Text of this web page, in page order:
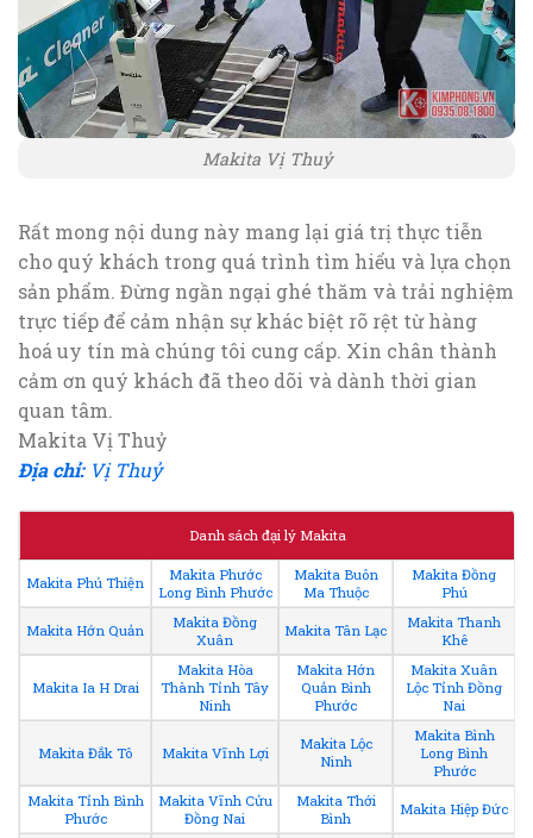
Makita Vị Thuỷ
Rất mong nội dung này mang lại giá trị thực tiễn
cho quý khách trong quá trình tìm hiểu và lựa chọn
sản phẩm. Đừng ngần ngại ghé thăm và trải nghiệm
trực tiếp để cảm nhận sự khác biệt rõ rệt từ hàng
hoá uy tín mà chúng tôi cung cấp. Xin chân thành
cảm ơn quý khách đã theo dõi và dành thời gian
quan tâm.
Makita Vị Thuỷ
Địa chỉ: Vị Thuỷ
Danh sách đại lý Makita
Makita Phú Thiện
Makita Phước
Long Bình Phước
Makita Buôn
Ma Thuộc
Makita Đồng
Phú
Makita Hớn Quản
Makita Đồng
Xuân
Makita Tân Lạc
Makita Thanh
Khê
Makita Ia H Drai
Makita Hòa
Thành Tỉnh Tây
Ninh
Makita Hớn
Quản Bình
Phước
Makita Xuân
Lộc Tỉnh Đồng
Nai
Makita Đắk Tô Makita Vĩnh Lợi
Makita Lộc
Ninh
Makita Bình
Long Bình
Phước
Makita Tỉnh Bình
Phước
Makita Vĩnh Cửu
Đồng Nai
Makita Thới
Bình
Makita Hiệp Đức